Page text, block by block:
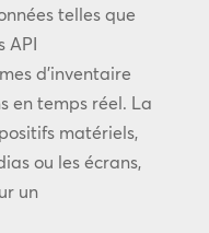
telles que
API
d’inventaire
en temps réel. La
matériels,
ou les écrans,
un